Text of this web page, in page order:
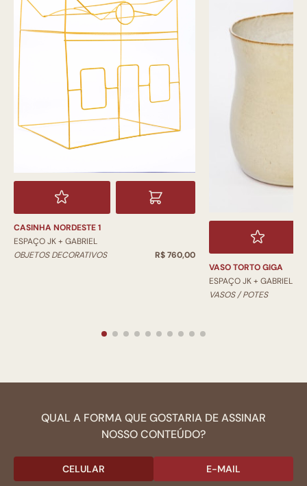
CASINHA NORDESTE 1
ESPAÇO JK + GABRIEL
OBJETOS DECORATIVOS
R$ 760,00
VASO TORTO GIGA
ESPAÇO JK + GABRIEL
VASOS / POTES
QUAL A FORMA QUE GOSTARIA DE ASSINAR
NOSSO CONTEÚDO?
CELULAR E-MAIL